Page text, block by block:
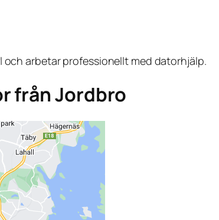
och arbetar professionellt med datorhjälp.
från Jordbro